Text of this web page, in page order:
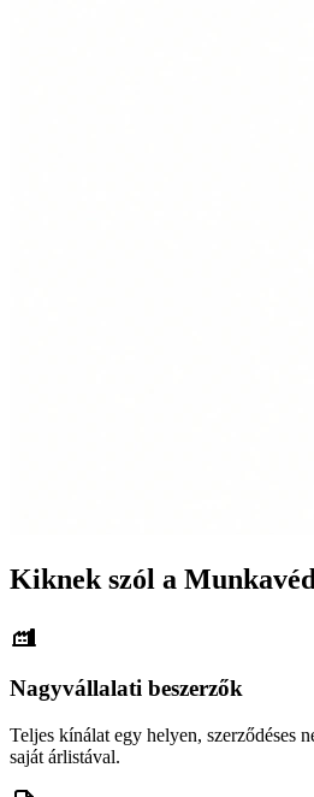
Kiknek szól a
Nagyvállalati beszerzők
Teljes kínálat egy helyen, szerződéses
saját árlistával.